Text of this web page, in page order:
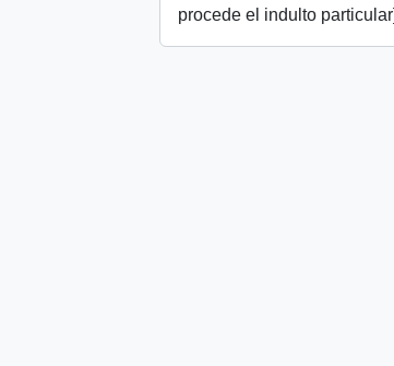
procede el indulto